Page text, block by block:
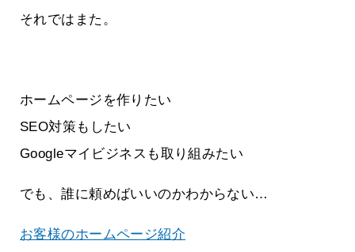
それではまた。
ホームページを作りたい
SEO対策もしたい
Googleマイビジネスも取り組みたい
でも、誰に頼めばいいのかわからない…
お客様のホームページ紹介